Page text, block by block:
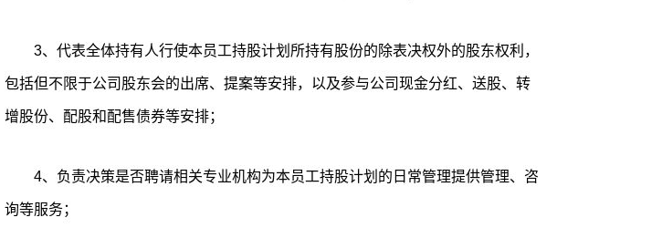
3、代表全体持有人行使本员工持股计划所持有股份的除表决权外的股东权利，
包括但不限于公司股东会的出席、提案等安排，以及参与公司现金分红、送股、转
增股份、配股和配售债券等安排；
4、负责决策是否聘请相关专业机构为本员工持股计划的日常管理提供管理、咨
询等服务；